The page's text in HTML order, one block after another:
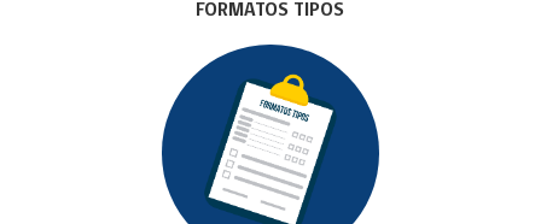
FORMATOS TIPOS